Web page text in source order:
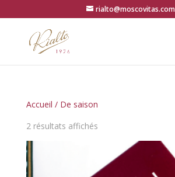
rialto@moscovitas.com
Accueil / De saison
2 résultats affichésTrié
récent